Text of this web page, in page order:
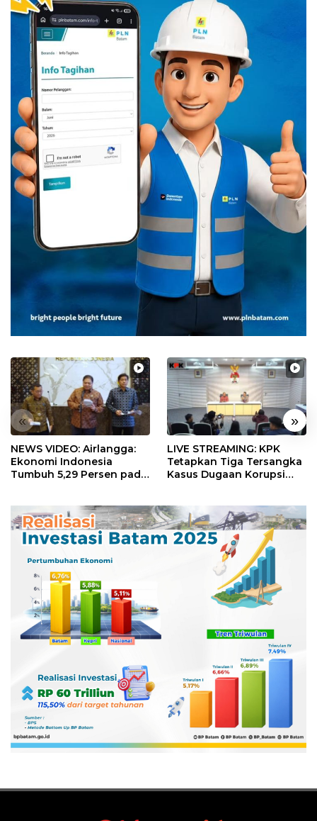
« »
NEWS VIDEO: Airlangga:
Ekonomi Indonesia
Tumbuh 5,29 Persen pada
LIVE STREAMING: KPK
Tetapkan Tiga Tersangka
Kasus Dugaan Korupsi